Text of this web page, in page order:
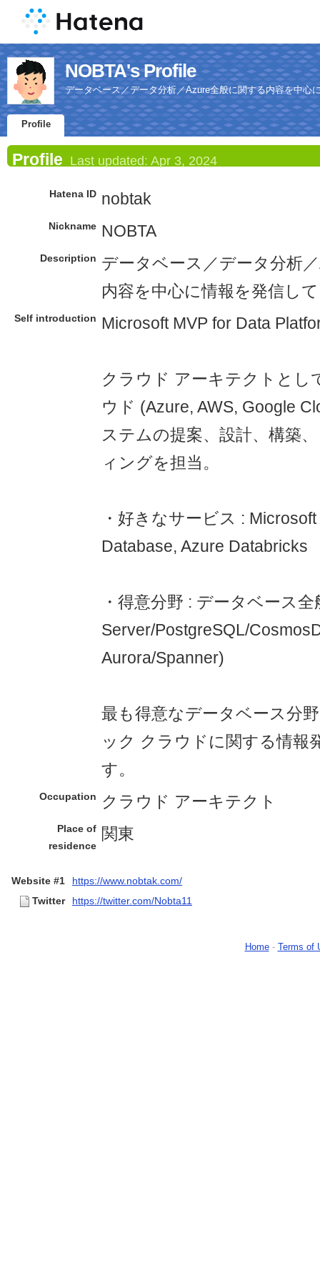
NOBTA's Profile
データベース／データ分析／Azure全般に関する内容を中心
Profile
Profile Last updated: Apr 3, 2024
Hatena ID nobtak
Nickname NOBTA
Description データベース／データ分析
内容を中心に情報を発信し
Self introduction Microsoft MVP for Data
クラウド アーキテクトとし
ウド (Azure, AWS, Google
ステムの提案、設計、構築
ィングを担当。
・好きなサービス :
Database, Azure Databricks
・得意分野 : データベース全
Server/PostgreSQL/
Aurora/Spanner)
最も得意なデータベース分
ック クラウドに関する情報
す。
Occupation クラウド アーキテクト
Place of
residence
関東
Website #1
https://www.nobtak.com/
Twitter
https://twitter.com/Nobta11
Home- Terms of